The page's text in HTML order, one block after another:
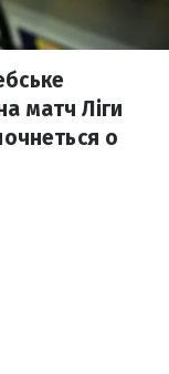
матч Ліги
о